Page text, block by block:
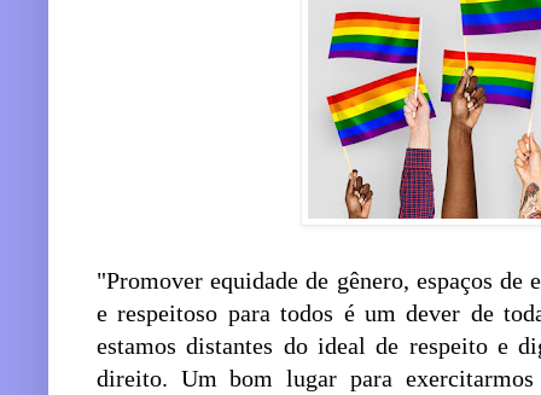
"Promover equidade de gênero, espaços
e respeitoso para todos é um dever de
estamos distantes do ideal de respeito e
direito. Um bom lugar para